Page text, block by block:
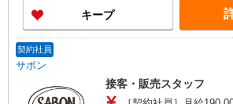
キープ
契約社員
サボン
接客・販売スタッフ